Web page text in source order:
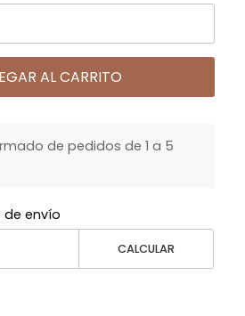
AL CARRITO
de pedidos de 1 a 5
envío
CALCULAR